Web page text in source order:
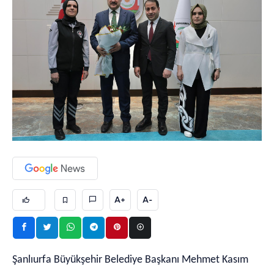
A+ A-
Şanlıurfa Büyükşehir Belediye Başkanı Mehmet Kasım